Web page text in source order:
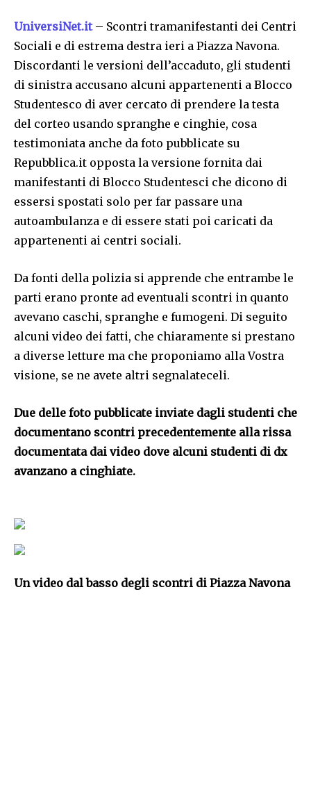
UniversiNet.it – Scontri tramanifestanti dei Centri
Sociali e di estrema destra ieri a Piazza Navona.
Discordanti le versioni dell’accaduto, gli studenti
di sinistra accusano alcuni appartenenti a Blocco
Studentesco di aver cercato di prendere la testa
del corteo usando spranghe e cinghie, cosa
testimoniata anche da foto pubblicate su
Repubblica.it opposta la versione fornita dai
manifestanti di Blocco Studentesci che dicono di
essersi spostati solo per far passare una
autoambulanza e di essere stati poi caricati da
appartenenti ai centri sociali.
Da fonti della polizia si apprende che entrambe le
parti erano pronte ad eventuali scontri in quanto
avevano caschi, spranghe e fumogeni. Di seguito
alcuni video dei fatti, che chiaramente si prestano
a diverse letture ma che proponiamo alla Vostra
visione, se ne avete altri segnalateceli.
Due delle foto pubblicate inviate dagli studenti che
documentano scontri precedentemente alla rissa
documentata dai video dove alcuni studenti di dx
avanzano a cinghiate.
Un video dal basso degli scontri di Piazza Navona